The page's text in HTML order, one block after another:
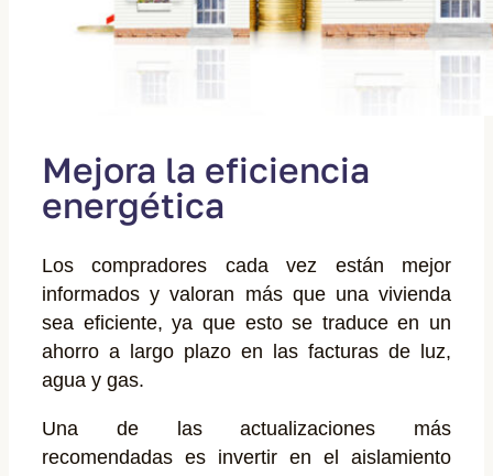
Mejora la eficiencia
energética
Los compradores cada vez están mejor
informados y valoran más que una vivienda
sea eficiente, ya que esto se traduce en un
ahorro a largo plazo en las facturas de luz,
agua y gas.
Una de las actualizaciones más
recomendadas es invertir en el aislamiento